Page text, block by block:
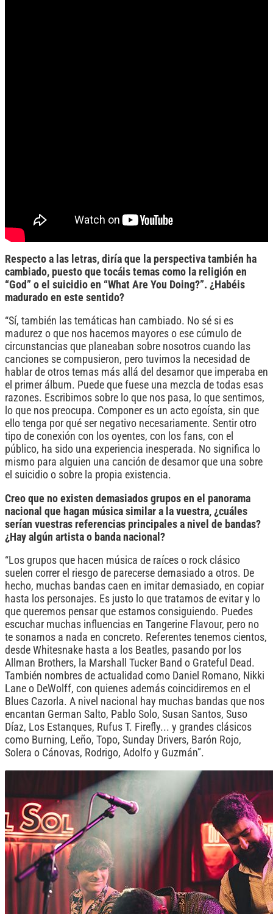
Respecto a las letras, diría que la perspectiva también ha
cambiado, puesto que tocáis temas como la religión en
“God” o el suicidio en “What Are You Doing?”. ¿Habéis
madurado en este sentido?
“Sí, también las temáticas han cambiado. No sé si es
madurez o que nos hacemos mayores o ese cúmulo de
circunstancias que planeaban sobre nosotros cuando las
canciones se compusieron, pero tuvimos la necesidad de
hablar de otros temas más allá del desamor que imperaba en
el primer álbum. Puede que fuese una mezcla de todas esas
razones. Escribimos sobre lo que nos pasa, lo que sentimos,
lo que nos preocupa. Componer es un acto egoísta, sin que
ello tenga por qué ser negativo necesariamente. Sentir otro
tipo de conexión con los oyentes, con los fans, con el
público, ha sido una experiencia inesperada. No significa lo
mismo para alguien una canción de desamor que una sobre
el suicidio o sobre la propia existencia.
Creo que no existen demasiados grupos en el panorama
nacional que hagan música similar a la vuestra, ¿cuáles
serían vuestras referencias principales a nivel de bandas?
¿Hay algún artista o banda nacional?
“Los grupos que hacen música de raíces o rock clásico
suelen correr el riesgo de parecerse demasiado a otros. De
hecho, muchas bandas caen en imitar demasiado, en copiar
hasta los personajes. Es justo lo que tratamos de evitar y lo
que queremos pensar que estamos consiguiendo. Puedes
escuchar muchas influencias en Tangerine Flavour, pero no
te sonamos a nada en concreto. Referentes tenemos cientos,
desde Whitesnake hasta a los Beatles, pasando por los
Allman Brothers, la Marshall Tucker Band o Grateful Dead.
También nombres de actualidad como Daniel Romano, Nikki
Lane o DeWolff, con quienes además coincidiremos en el
Blues Cazorla. A nivel nacional hay muchas bandas que nos
encantan German Salto, Pablo Solo, Susan Santos, Suso
Díaz, Los Estanques, Rufus T. Firefly... y grandes clásicos
como Burning, Leño, Topo, Sunday Drivers, Barón Rojo,
Solera o Cánovas, Rodrigo, Adolfo y Guzmán”.